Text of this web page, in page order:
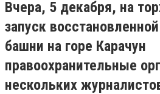
Вчера, 5 декабря, на
запуск
башни на горе Карачун
правоохранительные
нескольких